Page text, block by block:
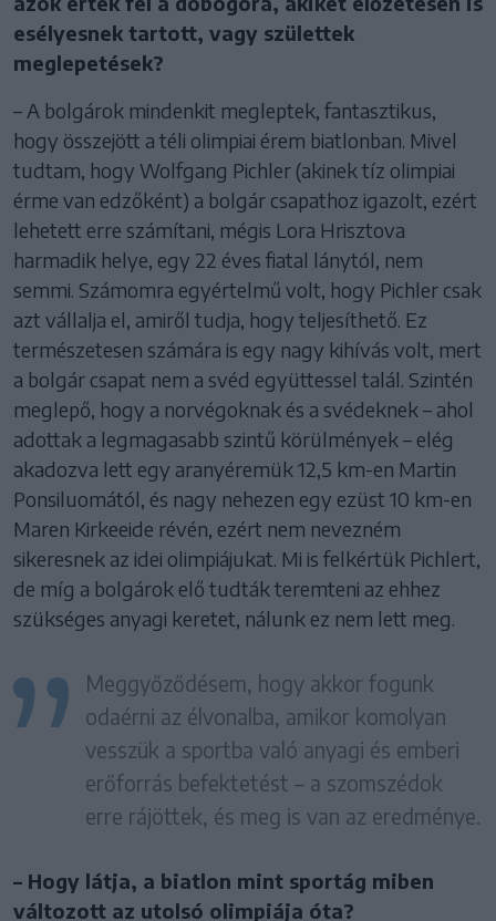
esélyesnek tartott, vagy születtek
meglepetések?
– A bolgárok mindenkit megleptek, fantasztikus,
hogy összejött a téli olimpiai érem biatlonban. Mivel
tudtam, hogy Wolfgang Pichler (akinek tíz olimpiai
érme van edzőként) a bolgár csapathoz igazolt, ezért
lehetett erre számítani, mégis Lora Hrisztova
harmadik helye, egy 22 éves fiatal lánytól, nem
semmi. Számomra egyértelmű volt, hogy Pichler csak
azt vállalja el, amiről tudja, hogy teljesíthető. Ez
természetesen számára is egy nagy kihívás volt, mert
a bolgár csapat nem a svéd együttessel talál. Szintén
meglepő, hogy a norvégoknak és a svédeknek – ahol
adottak a legmagasabb szintű körülmények – elég
akadozva lett egy aranyéremük 12,5 km-en Martin
Ponsiluomától, és nagy nehezen egy ezüst 10 km-en
Maren Kirkeeide révén, ezért nem nevezném
sikeresnek az idei olimpiájukat. Mi is felkértük Pichlert,
de míg a bolgárok elő tudták teremteni az ehhez
szükséges anyagi keretet, nálunk ez nem lett meg.
Meggyőződésem, hogy akkor fogunk
odaérni az élvonalba, amikor komolyan
vesszük a sportba való anyagi és emberi
erőforrás befektetést – a szomszédok
erre rájöttek, és meg is van az eredménye.
– Hogy látja, a biatlon mint sportág miben
változott az utolsó olimpiája óta?